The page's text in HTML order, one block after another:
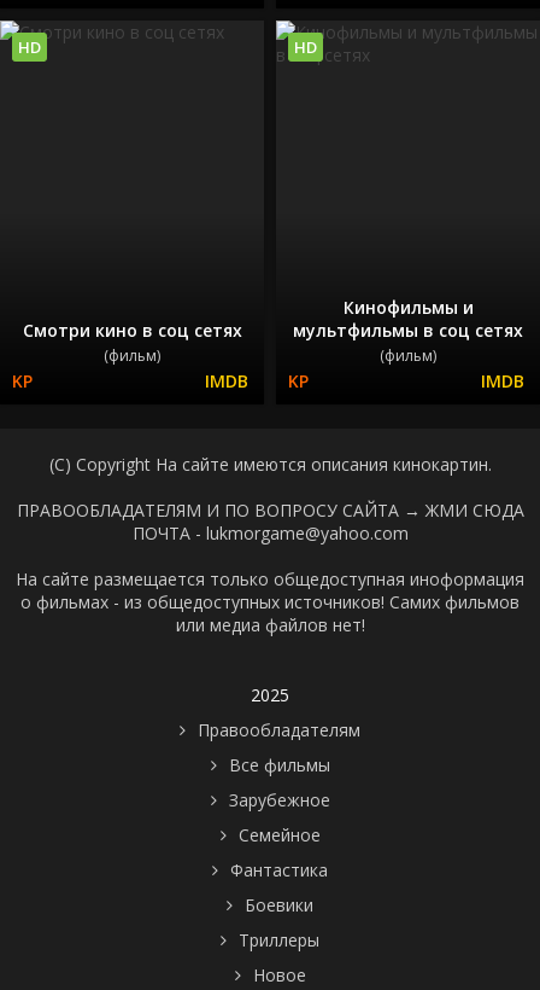
Смотри кино в соц сетях
(фильм)
HD
Кинофильмы и
мультфильмы в соц сетях
(фильм)
HD
(C) Copyright На сайте имеются описания кинокартин.
ПРАВООБЛАДАТЕЛЯМ И ПО ВОПРОСУ САЙТА → ЖМИ СЮДА
ПОЧТА - lukmorgame@yahoo.com
На сайте размещается только общедоступная иноформация
о фильмах - из общедоступных источников! Самих фильмов
или медиа файлов нет!
2025
Правообладателям
Все фильмы
Зарубежное
Семейное
Фантастика
Боевики
Триллеры
Новое